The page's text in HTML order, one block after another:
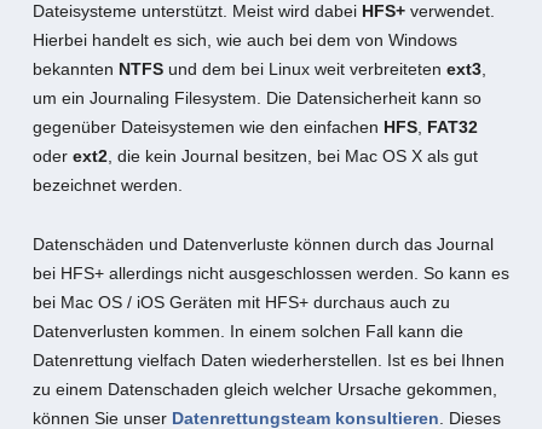
Dateisysteme unterstützt. Meist wird dabei HFS+verwendet.
Hierbei handelt es sich, wie auch bei dem von Windows
bekannten NTFSund dem bei Linux weit verbreiteten ext3,
um ein Journaling Filesystem. Die Datensicherheit kann so
gegenüber Dateisystemen wie den einfachen HFS, FAT32
oder ext2, die kein Journal besitzen, bei Mac OS X als gut
bezeichnet werden.
Datenschäden und Datenverluste können durch das Journal
bei HFS+ allerdings nicht ausgeschlossen werden. So kann es
bei Mac OS / iOS Geräten mit HFS+ durchaus auch zu
Datenverlusten kommen. In einem solchen Fall kann die
Datenrettung vielfach Daten wiederherstellen. Ist es bei Ihnen
zu einem Datenschaden gleich welcher Ursache gekommen,
können Sie unser Datenrettungsteam konsultieren . Dieses